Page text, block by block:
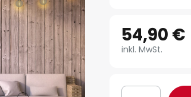
54,90 €
inkl. MwSt.